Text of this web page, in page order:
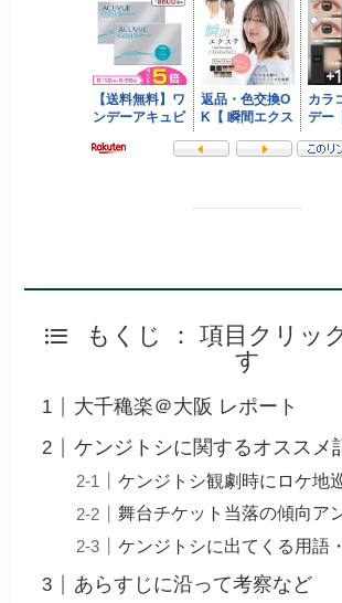
もくじ ： 項目クリッ
す
大千穐楽＠大阪 レポート
ケンジトシに関するオススメ
ケンジトシ観劇時にロケ地
舞台チケット当落の傾向ア
ケンジトシに出てくる用語
あらすじに沿って考察など